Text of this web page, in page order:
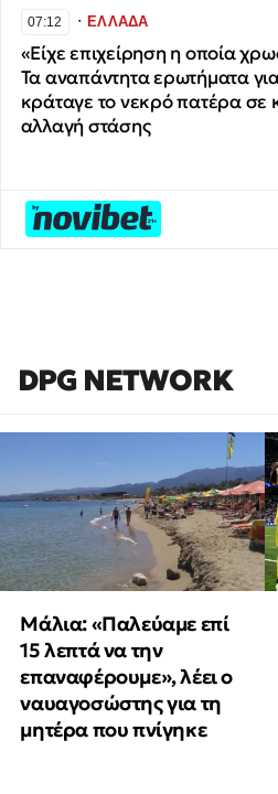
07:12 ∙ΕΛΛΑΔΑ
«Είχε επιχείρηση η οποία
Τα αναπάντητα ερωτήματα
κράταγε το νεκρό πατέρα σε
αλλαγή στάσης
DPG NETWORK
Μάλια: «Παλεύαμε επί
15 λεπτά να την
επαναφέρουμε», λέει ο
ναυαγοσώστης για τη
μητέρα που πνίγηκε